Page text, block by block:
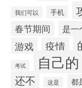
我们可以 手机
春节期间 是一
游戏 疫情
考试 自己的
还不 这是 都